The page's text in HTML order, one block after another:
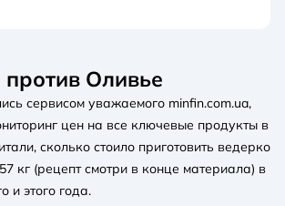
Оливье
сервисом уважаемого minfin.com.ua,
цен на все ключевые продукты в
сколько стоило приготовить ведерко
кг (рецепт смотри в конце материала) в
и этого года.